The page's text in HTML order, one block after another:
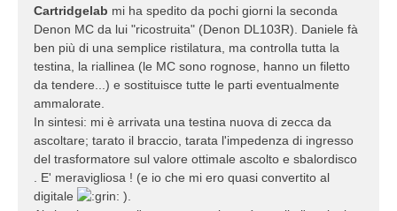
Cartridgelab mi ha spedito da pochi giorni la seconda
Denon MC da lui "ricostruita" (Denon DL103R). Daniele fà
ben più di una semplice ristilatura, ma controlla tutta la
testina, la riallinea (le MC sono rognose, hanno un filetto
da tendere...) e sostituisce tutte le parti eventualmente
ammalorate.
In sintesi: mi è arrivata una testina nuova di zecca da
ascoltare; tarato il braccio, tarata l'impedenza di ingresso
del trasformatore sul valore ottimale ascolto e sbalordisco
. E' meravigliosa ! (e io che mi ero quasi convertito al
digitale
).